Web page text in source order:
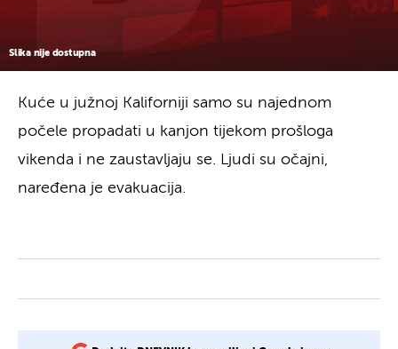
Slika nije dostupna
Kuće u južnoj Kaliforniji samo su najednom
počele propadati u kanjon tijekom prošloga
vikenda i ne zaustavljaju se. Ljudi su očajni,
naređena je evakuacija.